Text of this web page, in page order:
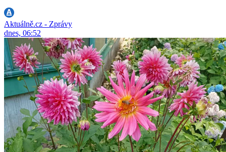
Aktuálně.cz - Zprávy
dnes, 06:52